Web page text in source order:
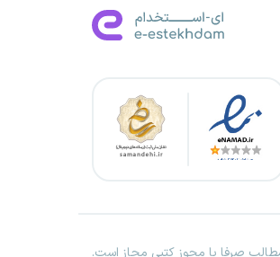
صرفا با مجوز کتبی مجاز است.